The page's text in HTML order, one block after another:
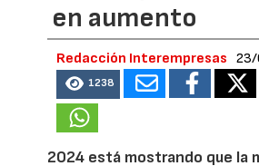
en aumento
Redacción Interempresas
1238
2024 está mostrando que la